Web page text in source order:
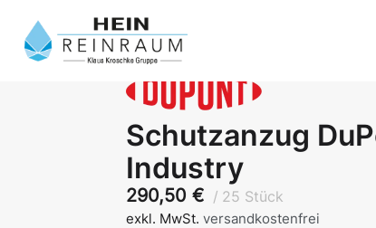
Schutzanzug
Industry
290,50 € 25 Stück
exkl. MwSt. versandkostenfrei